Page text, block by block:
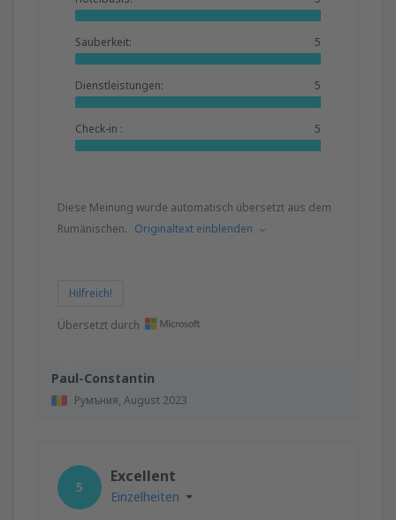
Paul-Constantin
Румъния, August 2023
Sauberkeit: 5
Dienstleistungen: 5
Check-in : 5
Diese Meinung wurde automatisch übersetzt aus dem
Rumänischen. Originaltext einblenden
Hilfreich!
Übersetzt durch
5
Excellent
Einzelheiten